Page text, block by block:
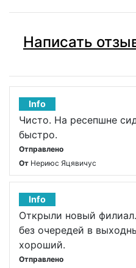
Написать
Info
Чисто. На ресепшне
быстро.
Отправлено
От Нериюс Яцявичус
Info
Открыли новый
без очередей в
хороший.
Отправлено